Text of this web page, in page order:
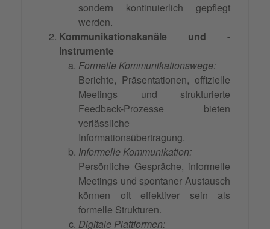
sondern kontinuierlich gepflegt
werden.
Kommunikationskanäle und -
instrumente
Formelle Kommunikationswege:
Berichte, Präsentationen, offizielle
Meetings und strukturierte
Feedback-Prozesse bieten
verlässliche
Informationsübertragung.
Informelle Kommunikation:
Persönliche Gespräche, informelle
Meetings und spontaner Austausch
können oft effektiver sein als
formelle Strukturen.
Digitale Plattformen: